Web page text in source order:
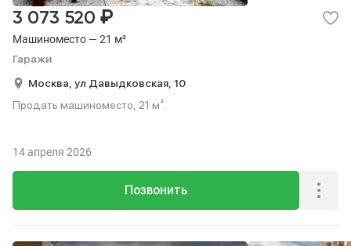
Машиноместо — 21 м²
Гаражи
3 073 520 ₽
Москва, ул Давыдковская, 10
Продать машиноместо, 21 м².
Позвонить
14 апреля 2026